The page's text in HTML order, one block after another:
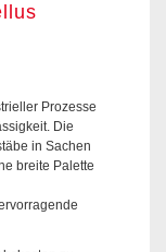
Prozesse
Die
in Sachen
breite Palette